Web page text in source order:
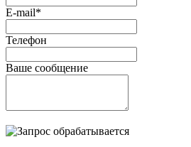
E-mail*
Телефон
Ваше сообщение